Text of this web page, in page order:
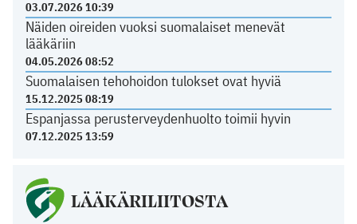
03.07.2026 10:39
Näiden oireiden vuoksi suomalaiset menevät
lääkäriin
04.05.2026 08:52
Suomalaisen tehohoidon tulokset ovat hyviä
15.12.2025 08:19
Espanjassa perusterveydenhuolto toimii hyvin
07.12.2025 13:59
LÄÄKÄRILIITOSTA